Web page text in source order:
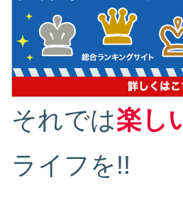
それでは楽し
ライフを!!